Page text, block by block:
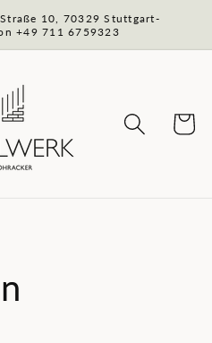
10, 70329 Stuttgart-
+49 711 6759323